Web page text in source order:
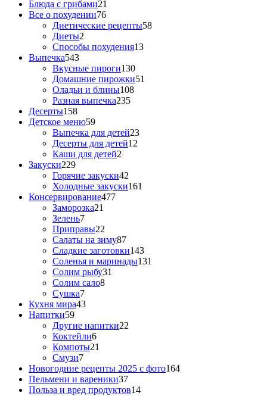
Блюда с грибами21
Все о похудении76
Диетические рецепты58
Диеты2
Способы похудения13
Выпечка543
Вкусные пироги130
Домашние пирожки51
Оладьи и блины108
Разная выпечка235
Десерты158
Детское меню59
Выпечка для детей23
Десерты для детей12
Каши для детей2
Закуски229
Горячие закуски42
Холодные закуски161
Консервирование477
Заморозка21
Зелень7
Приправы22
Салаты на зиму87
Сладкие заготовки143
Соленья и маринады131
Солим рыбу31
Солим сало8
Сушка7
Кухня мира43
Напитки59
Другие напитки22
Коктейли6
Компоты21
Смузи7
Новогодние рецепты 2025 с фото164
Пельмени и вареники37
Польза и вред продуктов14